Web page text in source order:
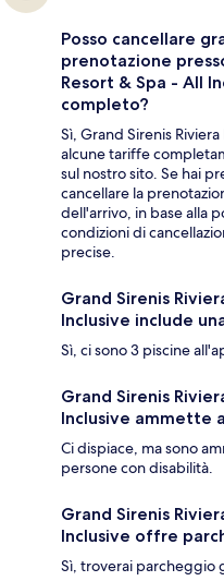
Posso cancellare
prenotazione
Resort & Spa - All
completo?
Sì, Grand Sirenis
alcune tariffe
sul nostro sito. Se hai
cancellare la
dell'arrivo, in base alla
condizioni di
precise.
Grand Sirenis
Inclusive include
Sì, ci sono 3 piscine
Grand Sirenis
Inclusive ammette
Ci dispiace, ma sono
persone con disabilità.
Grand Sirenis
Inclusive offre
Sì, troverai parcheggio